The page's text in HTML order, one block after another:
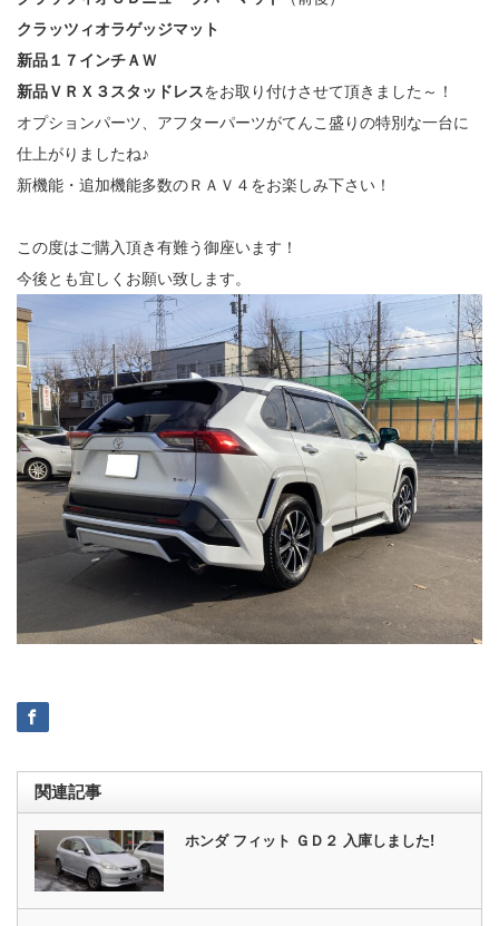
クラッツィオラゲッジマット
新品１７インチＡＷ
新品ＶＲＸ３スタッドレスをお取り付けさせて頂きました～！
オプションパーツ、アフターパーツがてんこ盛りの特別な一台に
仕上がりましたね♪
新機能・追加機能多数のＲＡＶ４をお楽しみ下さい！
この度はご購入頂き有難う御座います！
今後とも宜しくお願い致します。
関連記事
ホンダ フィット ＧＤ２ 入庫しました!